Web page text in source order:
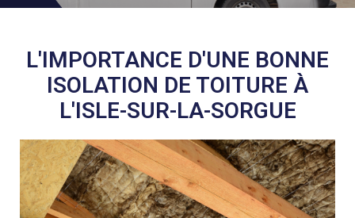
L'IMPORTANCE D'UNE BONNE
ISOLATION DE TOITURE À
L'ISLE-SUR-LA-SORGUE